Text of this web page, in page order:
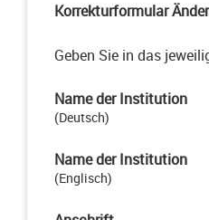
Korrekturformular
Geben Sie in das
Name der Institution
(Deutsch)
Name der Institution
(Englisch)